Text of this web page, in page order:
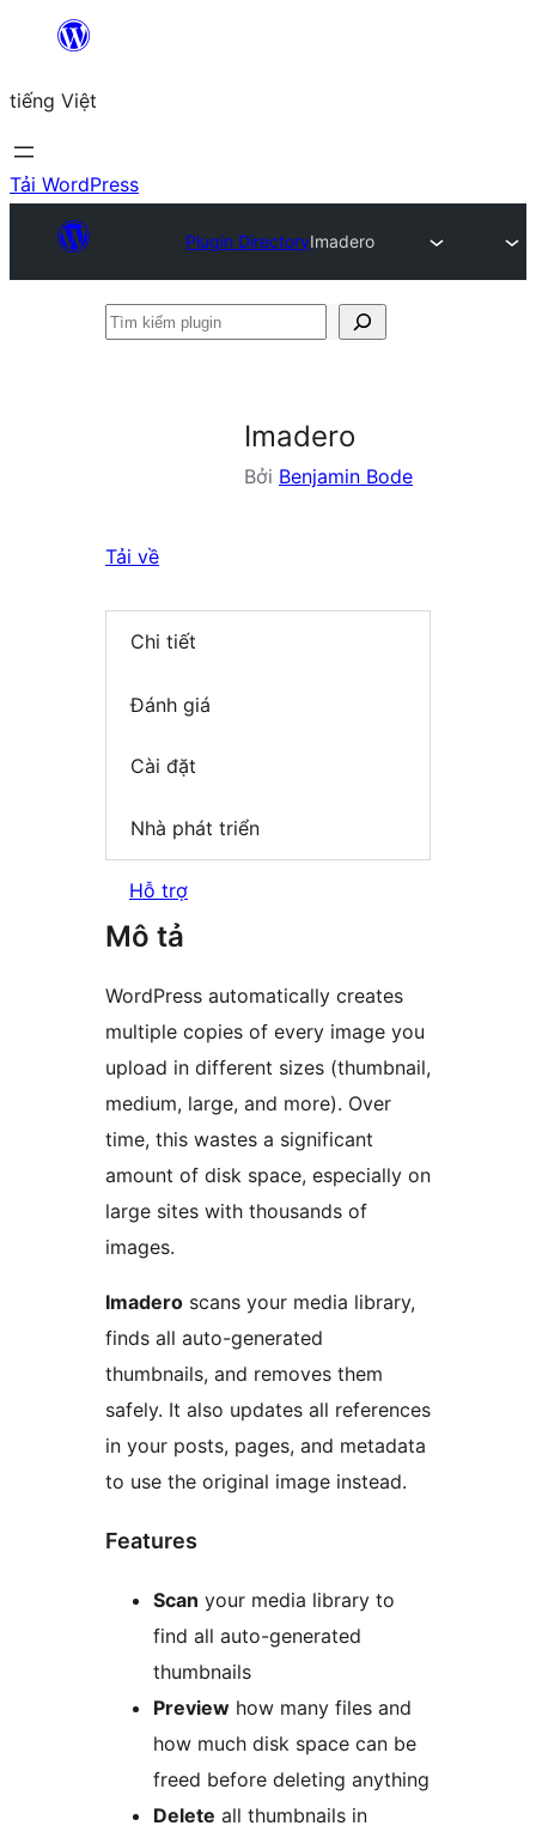
Chuyển
phần
nội
dung
tiếng Việt
Tải WordPress
Plugin DirectoryImadero
Tìm
Imadero
Bởi Benjamin Bode
Tải về
Chi tiết
Đánh giá
Cài đặt
Nhà phát triển
Hỗ trợ
Mô tả
WordPress automatically creates
multiple copies of every image you
upload in different sizes (thumbnail,
medium, large, and more). Over
time, this wastes a significant
amount of disk space, especially on
large sites with thousands of
images.
Imadero scans your media library,
finds all auto-generated
thumbnails, and removes them
safely. It also updates all references
in your posts, pages, and metadata
to use the original image instead.
Features
Scan your media library to
find all auto-generated
thumbnails
Preview how many files and
how much disk space can be
freed before deleting anything
Delete all thumbnails in